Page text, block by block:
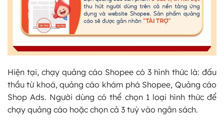
Hiện tại, chạy quảng cáo Shopee có 3 hình thức là: đấu
thầu từ khoá, quảng cáo khám phá Shopee, Quảng cáo
Shop Ads. Người dùng có thể chọn 1 loại hình thức để
chạy quảng cáo hoặc chọn cả 3 tuỳ vào ngân sách.